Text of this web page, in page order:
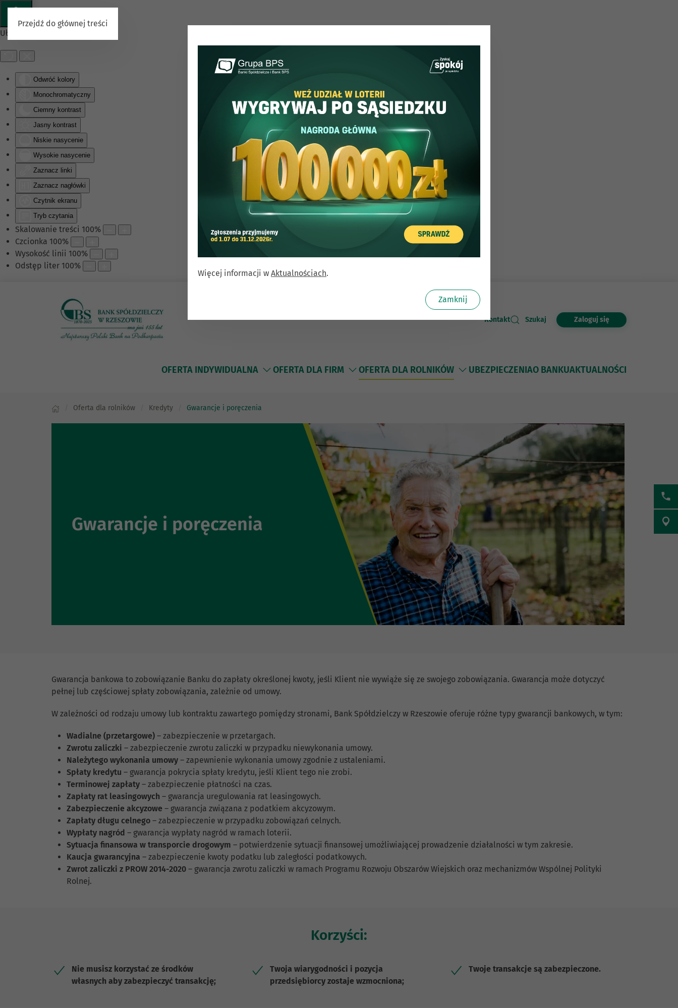
Ułatwienia dostępu
Odwróć kolory
Monochromatyczny
Ciemny kontrast
Jasny kontrast
Niskie nasycenie
Wysokie nasycenie
Zaznacz linki
Zaznacz nagłówki
Czytnik ekranu
Tryb czytania
Skalowanie treści 100%
Czcionka 100%
Wysokość linii 100%
Odstęp liter 100%
Przejdź do głównej treści
Kontakt Szukaj Zaloguj się
OFERTA INDYWIDUALNA OFERTA DLA FIRM OFERTA DLA ROLNIKÓW UBEZPIECZENIAO BANKUAKTUALNOŚCI
Oferta dla rolników Kredyty Gwarancje i poręczenia
Gwarancje i poręczenia
Gwarancja bankowa to zobowiązanie Banku do zapłaty określonej kwoty, jeśli Klient nie wywiąże się ze swojego zobowiązania. Gwarancja może dotyczyć
pełnej lub częściowej spłaty zobowiązania, zależnie od umowy.
W zależności od rodzaju umowy lub kontraktu zawartego pomiędzy stronami, Bank Spółdzielczy w Rzeszowie oferuje różne typy gwarancji bankowych, w tym:
Wadialne (przetargowe) – zabezpieczenie w przetargach.
Zwrotu zaliczki – zabezpieczenie zwrotu zaliczki w przypadku niewykonania umowy.
Należytego wykonania umowy – zapewnienie wykonania umowy zgodnie z ustaleniami.
Spłaty kredytu – gwarancja pokrycia spłaty kredytu, jeśli Klient tego nie zrobi.
Terminowej zapłaty – zabezpieczenie płatności na czas.
Zapłaty rat leasingowych – gwarancja uregulowania rat leasingowych.
Zabezpieczenie akcyzowe – gwarancja związana z podatkiem akcyzowym.
Zapłaty długu celnego – zabezpieczenie w przypadku zobowiązań celnych.
Wypłaty nagród – gwarancja wypłaty nagród w ramach loterii.
Sytuacja finansowa w transporcie drogowym – potwierdzenie sytuacji finansowej umożliwiającej prowadzenie działalności w tym zakresie.
Kaucja gwarancyjna – zabezpieczenie kwoty podatku lub zaległości podatkowych.
Zwrot zaliczki z PROW 2014-2020 – gwarancja zwrotu zaliczki w ramach Programu Rozwoju Obszarów Wiejskich oraz mechanizmów Wspólnej Polityki
Rolnej.
Korzyści:
Nie musisz korzystać ze środków
własnych aby zabezpieczyć transakcję;
Twoja wiarygodności i pozycja
przedsiębiorcy zostaje wzmocniona;
Twoje transakcje są zabezpieczone.
Więcej informacji w Aktualnościach.
Zamknij